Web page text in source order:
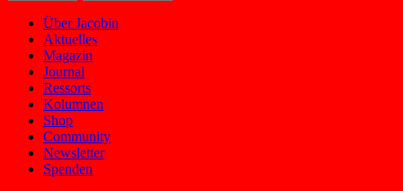
Über Jacobin
Aktuelles
Magazin
Journal
Ressorts
Kolumnen
Shop
Community
Newsletter
Spenden